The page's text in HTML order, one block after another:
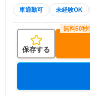
車通勤可 未経験OK
保存する